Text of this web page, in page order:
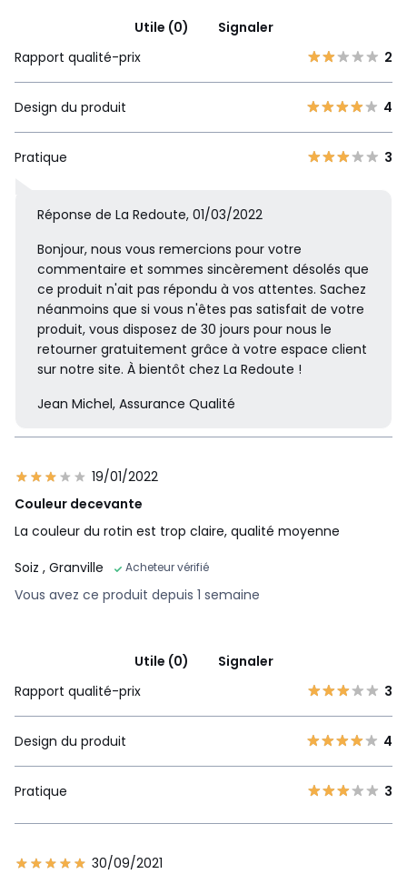
Utile (0)
Signaler
Rapport qualité-prix
2
Design du produit 4
Pratique 3
Réponse de La Redoute, 01/03/2022
Bonjour, nous vous remercions pour votre
commentaire et sommes sincèrement désolés que
ce produit n'ait pas répondu à vos attentes. Sachez
néanmoins que si vous n'êtes pas satisfait de votre
produit, vous disposez de 30 jours pour nous le
retourner gratuitement grâce à votre espace client
sur notre site. À bientôt chez La Redoute !
Jean Michel, Assurance Qualité
19/01/2022
Couleur decevante
La couleur du rotin est trop claire, qualité moyenne
Soiz , Granville Acheteur vérifié
Vous avez ce produit depuis 1 semaine
Utile (0)
Signaler
Rapport qualité-prix
3
Design du produit 4
Pratique 3
30/09/2021